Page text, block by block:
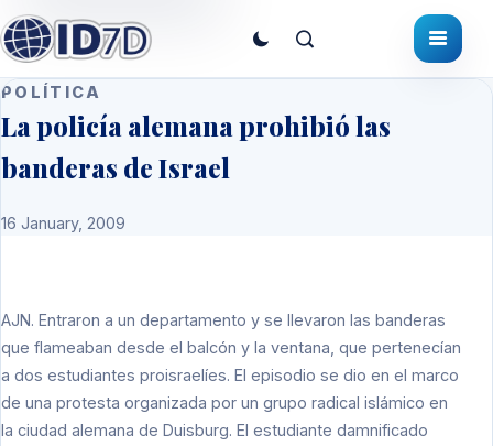
POLÍTICA
La policía alemana prohibió las
banderas de Israel
16 January, 2009
AJN. Entraron a un departamento y se llevaron las banderas
que flameaban desde el balcón y la ventana, que pertenecían
a dos estudiantes proisraelíes. El episodio se dio en el marco
de una protesta organizada por un grupo radical islámico en
la ciudad alemana de Duisburg. El estudiante damnificado